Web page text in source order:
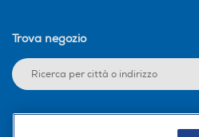
Trova negozio